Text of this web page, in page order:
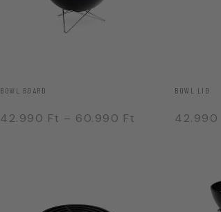
BOWL BOARD
42.990 Ft – 60.990 Ft
BOWL LID
42.990